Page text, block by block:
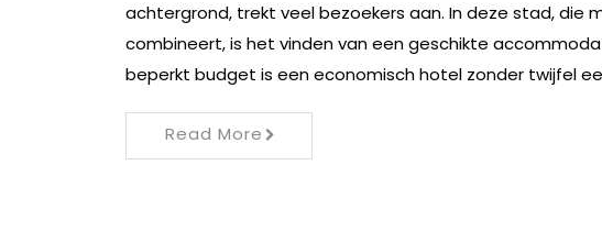
achtergrond, trekt veel bezoekers aan. In deze stad, die
combineert, is het vinden van een geschikte
beperkt budget is een economisch hotel zonder twijfel
Read More